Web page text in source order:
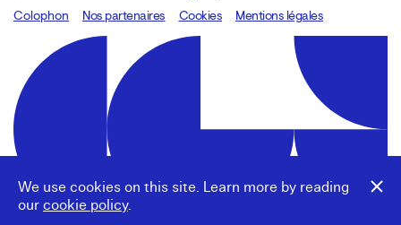
We use cookies on this site. Learn more by reading
our cookie policy.
Colophon
Design:Marcel Kaczmarek, code:8080.studio
Nos partenaires Cookies Mentions légales